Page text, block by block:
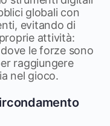
globali con
evitando di
attività:
le forze sono
raggiungere
nel gioco.